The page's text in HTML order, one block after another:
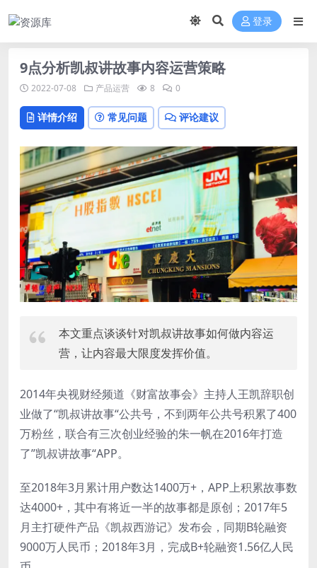
登录
9点分析凯叔讲故事内容运营策略
2022-07-08 产品运营 8 0
详情介绍 常见问题 评论建议
本文重点谈谈针对凯叔讲故事如何做内容运
营，让内容最大限度发挥价值。
2014年央视财经频道《财富故事会》主持人王凯辞职创
业做了“凯叔讲故事“公共号，不到两年公共号积累了400
万粉丝，联合有三次创业经验的朱一帆在2016年打造
了”凯叔讲故事“APP。
至2018年3月累计用户数达1400万+，APP上积累故事数
达4000+，其中有将近一半的故事都是原创；2017年5
月主打硬件产品《凯叔西游记》发布会，同期B轮融资
9000万人民币；2018年3月，完成B+轮融资1.56亿人民